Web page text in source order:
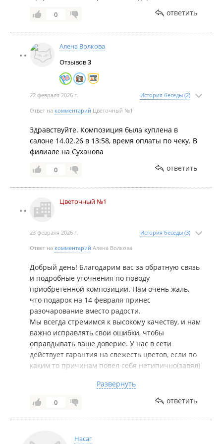
0 ответить
Алена Волкова
Отзывов3
22 февраля 2026 г. История беседы (2)
Ответ на комментарий Цветочный №1
Здравствуйте. Композиция была куплена в
салоне 14.02.26 в 13:58, время оплаты по чеку. В
филиале на Суханова
0 ответить
Цветочный №1
23 февраля 2026 г. История беседы (3)
Ответ на комментарий Алена Волкова
Добрый день! Благодарим вас за обратную связь
и подробные уточнения по поводу
приобретенной композиции. Нам очень жаль,
что подарок на 14 февраля принес
разочарование вместо радости.
Мы всегда стремимся к высокому качеству, и нам
важно исправлять свои ошибки, чтобы
оправдывать ваше доверие. У нас в сети
действует гарантия на свежесть цветов, если по
каким то причинам повел себя нетипично(завял)
Пожалуйста, напишите нам в по номеру
+79143334530, чтобы предложить варианты
решения ситуации и исправить это досадное
недоразумение.
Развернуть
0 ответить
Насаг